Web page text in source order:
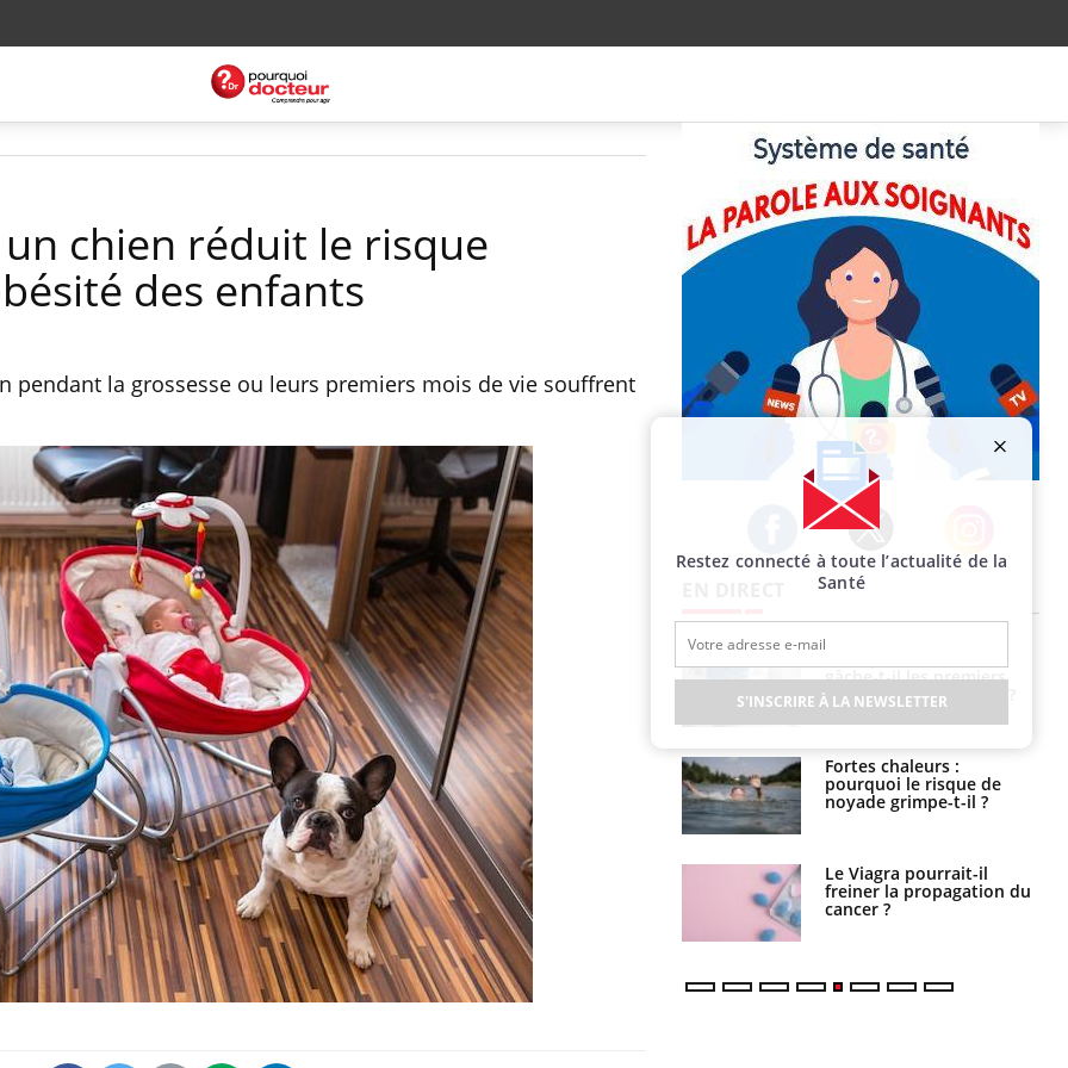
chien réduit le risque
des enfants
pendant la grossesse ou leurs premiers mois de vie souffrent
Facebook Twitter Instagram
Cytomégalovirus : ce qui
change dans la prise en
charge des femmes
enceintes
La sieste empêche-t-elle
de dormir la nuit ?
VIH : la fin du comprimé
tous les jours se profile-t-
elle enfin ?
gâche-t-il les premiers
jours de vos vacances ?
Fortes chaleurs :
pourquoi le risque de
noyade grimpe-t-il ?
Le Viagra pourrait-il
freiner la propagation du
cancer ?
de protéines pourrait
finalement être bénéfique
Grossesse et chaleur : ce
que dit la science
Le smartphone nuit-il à
l'apprentissage de la
lecture ?
Restez connecté à toute l’actualité de la
Santé
S'INSCRIRE À LA NEWSLETTER